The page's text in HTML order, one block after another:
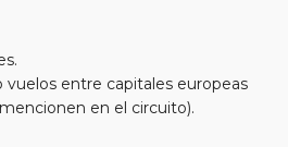
entre capitales europeas
en el circuito).